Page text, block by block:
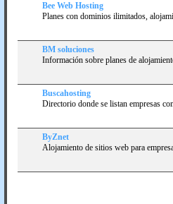
Bee Web Hosting
Planes con dominios ilimitados,
BM soluciones
Información sobre planes de
Buscahosting
Directorio donde se listan empresas
ByZnet
Alojamiento de sitios web para